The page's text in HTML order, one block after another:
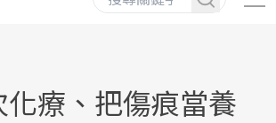
療、把傷痕當養